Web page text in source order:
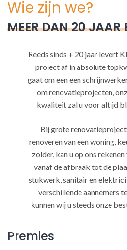
Wie zijn we?
MEER DAN 20 JAAR
Reeds sinds + 20 jaar levert
project af in absolute
gaat om een een
om renovatieprojecten,
kwaliteit zal u voor altijd
Bij grote
renoveren van een woning,
zolder, kan u op ons
vanaf de afbraak tot de
stukwerk, sanitair en
verschillende aannemers
kunnen wij u steeds onze
Premies